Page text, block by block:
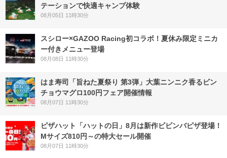
テーションで快適キャンプ体験
08月05日 11時30分
スシロー×GAZOO Racing初コラボ！夏休み限定ミニカ
ー付きメニュー登場
08月08日 11時30分
はま寿司「旨ねた夏祭り 第3弾」大葉ニンニク香るビン
チョウマグロ100円フェア開催情報
08月07日 11時30分
ピザハット「ハットの日」8月は新作ビビンバピザ登場！
Mサイズ810円～の特大セール開催
08月07日 11時30分